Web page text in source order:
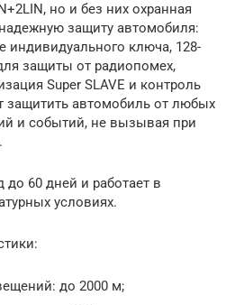
но и без них охранная
защиту автомобиля:
индивидуального ключа, 128-
защиты от радиопомех,
Super SLAVE и контроль
защитить автомобиль от любых
и событий, не вызывая при
до 60 дней и работает в
условиях.
до 2000 м;